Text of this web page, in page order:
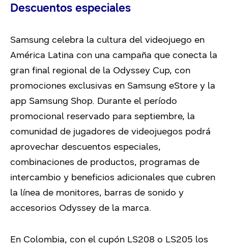
Descuentos especiales
Samsung celebra la cultura del videojuego en
América Latina con una campaña que conecta la
gran final regional de la Odyssey Cup, con
promociones exclusivas en Samsung eStore y la
app Samsung Shop. Durante el período
promocional reservado para septiembre, la
comunidad de jugadores de videojuegos podrá
aprovechar descuentos especiales,
combinaciones de productos, programas de
intercambio y beneficios adicionales que cubren
la línea de monitores, barras de sonido y
accesorios Odyssey de la marca.
En Colombia, con el cupón LS208 o LS205 los